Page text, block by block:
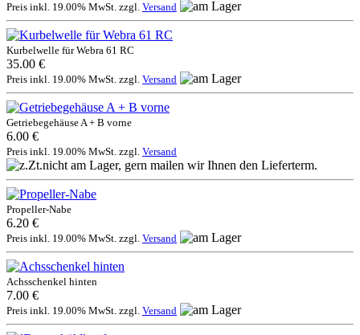
Preis inkl. 19.00% MwSt. zzgl. Versand
Kurbelwelle für Webra 61 RC
35.00 €
Preis inkl. 19.00% MwSt. zzgl. Versand
Getriebegehäuse A + B vorne
6.00 €
Preis inkl. 19.00% MwSt. zzgl. Versand
Propeller-Nabe
6.20 €
Preis inkl. 19.00% MwSt. zzgl. Versand
Achsschenkel hinten
7.00 €
Preis inkl. 19.00% MwSt. zzgl. Versand